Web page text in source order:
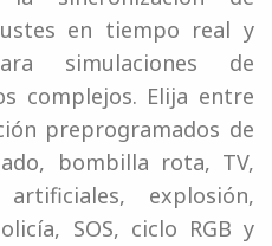
en tiempo real y
simulaciones de
complejos. Elija entre
preprogramados de
bombilla rota, TV,
explosión,
SOS, ciclo RGB y